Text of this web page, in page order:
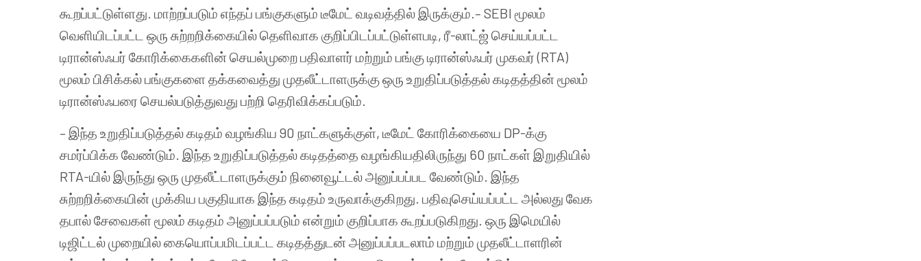
கூறப்பட்டுள்ளது. மாற்றப்படும் எந்தப் பங்குகளும் டீமேட் வடிவத்தில் இருக்கும்.– SEBI மூலம்
வெளியிடப்பட்ட ஒரு சுற்றறிக்கையில் தெளிவாக குறிப்பிடப்பட்டுள்ளபடி, ரீ-லாட்ஜ் செய்யப்பட்ட
டிரான்ஸ்ஃபர் கோரிக்கைகளின் செயல்முறை பதிவாளர் மற்றும் பங்கு டிரான்ஸ்ஃபர் முகவர் (RTA)
மூலம் பிசிக்கல் பங்குகளை தக்கவைத்து முதலீட்டாளருக்கு ஒரு உறுதிப்படுத்தல் கடிதத்தின் மூலம்
டிரான்ஸ்ஃபரை செயல்படுத்துவது பற்றி தெரிவிக்கப்படும்.
– இந்த உறுதிப்படுத்தல் கடிதம் வழங்கிய 90 நாட்களுக்குள், டீமேட் கோரிக்கையை DP-க்கு
சமர்ப்பிக்க வேண்டும். இந்த உறுதிப்படுத்தல் கடிதத்தை வழங்கியதிலிருந்து 60 நாட்கள் இறுதியில்
RTA-யில் இருந்து ஒரு முதலீட்டாளருக்கும் நினைவூட்டல் அனுப்பப்பட வேண்டும். இந்த
சுற்றறிக்கையின் முக்கிய பகுதியாக இந்த கடிதம் உருவாக்குகிறது. பதிவுசெய்யப்பட்ட அல்லது வேக
தபால் சேவைகள் மூலம் கடிதம் அனுப்பப்படும் என்றும் குறிப்பாக கூறப்படுகிறது. ஒரு இமெயில்
டிஜிட்டல் முறையில் கையொப்பமிடப்பட்ட கடிதத்துடன் அனுப்பப்படலாம் மற்றும் முதலீட்டாளரின்